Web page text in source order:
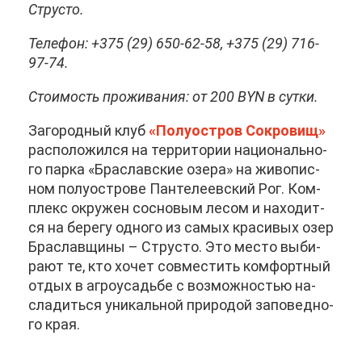
Стру­сто.
Те­ле­фон: +375 (29) 650-62-58, +375 (29) 716-
97-74.
Сто­и­мость про­жи­ва­ния: от 200 BYN в сут­ки.
За­го­род­ный клуб«По­лу­ост­ров Со­кро­вищ»
рас­по­ло­жил­ся на тер­ри­то­рии на­ци­о­наль­но­
го пар­ка «Бра­слав­ские озе­ра» на жи­во­пис­
ном по­лу­ост­ро­ве Пан­те­ле­ев­ский Рог. Ком­
плекс окру­жен сос­но­вым ле­сом и на­хо­дит­
ся на бе­ре­гу од­но­го из са­мых кра­си­вых озер
Бра­слав­щи­ны – Стру­сто. Это ме­сто вы­би­
ра­ют те, кто хо­чет сов­ме­стить ком­форт­ный
от­дых в аг­ро­усадь­бе с воз­мож­но­стью на­
сла­дить­ся уни­каль­ной при­ро­дой за­по­вед­но­
го края.